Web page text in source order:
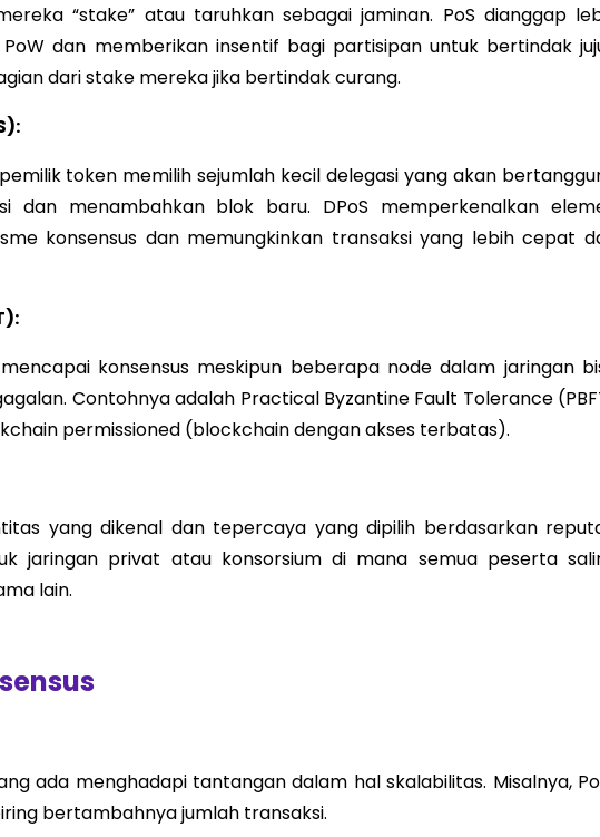
“stake” atau taruhkan sebagai jaminan. PoS dianggap
dan memberikan insentif bagi partisipan untuk bertindak
dari stake mereka jika bertindak curang.
token memilih sejumlah kecil delegasi yang akan
dan menambahkan blok baru. DPoS memperkenalkan
konsensus dan memungkinkan transaksi yang lebih cepat
konsensus meskipun beberapa node dalam jaringan
Contohnya adalah Practical Byzantine Fault Tolerance
permissioned (blockchain dengan akses terbatas).
yang dikenal dan tepercaya yang dipilih berdasarkan
jaringan privat atau konsorsium di mana semua peserta
lain.
ada menghadapi tantangan dalam hal skalabilitas. Misalnya,
bertambahnya jumlah transaksi.